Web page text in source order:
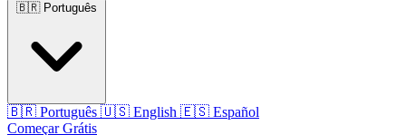
🇧🇷 Português
🇧🇷 Português 🇺🇸 English 🇪🇸 Español
Começar Grátis